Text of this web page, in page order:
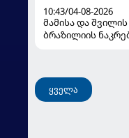
10:43/04-08-2026
მამისა და
ბრაზილიის
ყველა